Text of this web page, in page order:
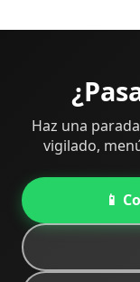
Haz una
vigilado,
📱